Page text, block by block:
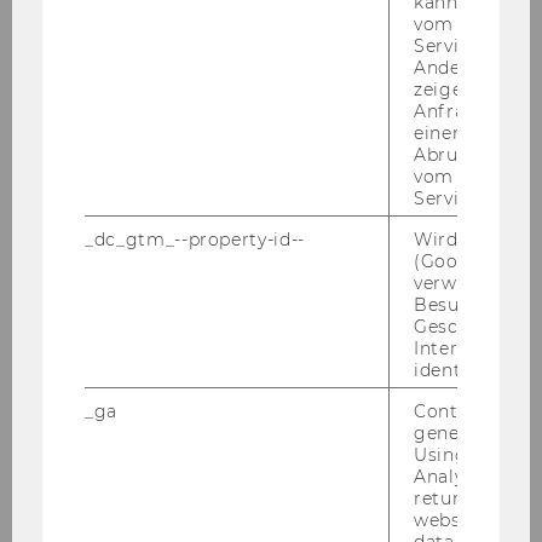
WU-Project Schneebaum 18 (GI -
Alyssa Schneebaum Ph.D.
Projekt Barrierefreiheit und Mobilität
Ass. Prof. Dr. Elmar Fürst
Projekt Ass.Proj. Klopf Patricia 2018 (Jub)
Ass.Proj. Szoncsitz Julia 2018
vom AMP-
Service
Andere
zeigen Opt-
Anfrage im
einen Fehler
Abrufen
vom AMP
Service an.
_dc_gtm_--property-id--
Wird von
(Google Tag
verwendet,
Besucher
Geschlecht
Interessen zu
identifizieren.
_ga
Contains a
generated
Using this
Analytics can
returning
website and